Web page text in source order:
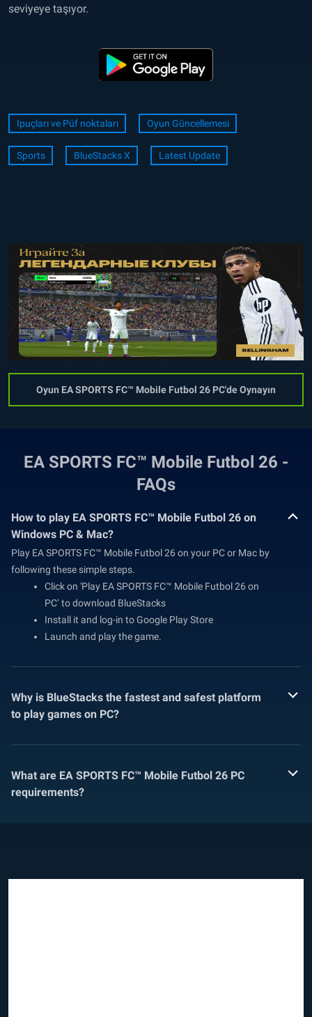
seviyeye taşıyor.
Ipuçları ve Püf noktaları Oyun Güncellemesi
Sports BlueStacks X Latest Update
Oyun EA SPORTS FC™ Mobile Futbol 26 PC'de Oynayın
EA SPORTS FC™ Mobile Futbol 26 -
FAQs
How to play EA SPORTS FC™ Mobile Futbol 26 on
Windows PC & Mac?
Play EA SPORTS FC™ Mobile Futbol 26 on your PC or Mac by
following these simple steps.
Click on 'Play EA SPORTS FC™ Mobile Futbol 26 on
PC’ to download BlueStacks
Install it and log-in to Google Play Store
Launch and play the game.
Why is BlueStacks the fastest and safest platform
to play games on PC?
What are EA SPORTS FC™ Mobile Futbol 26 PC
requirements?